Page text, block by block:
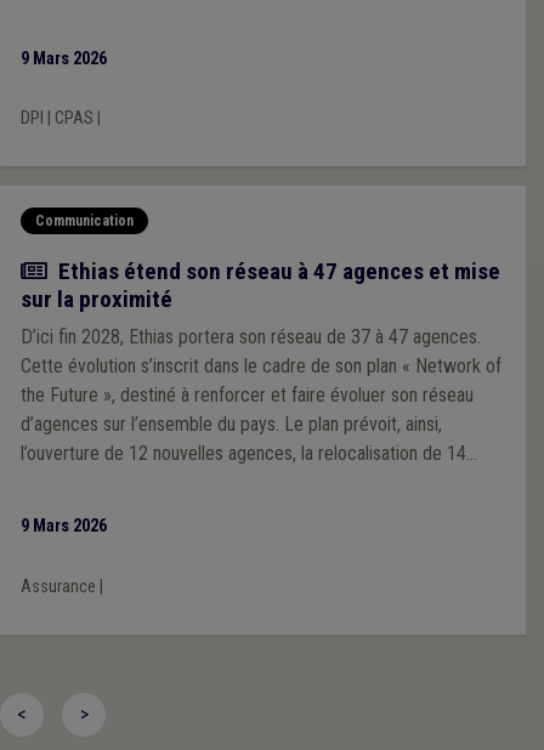
9 Mars 2026
DPI CPAS
Communication
Actualité
Ethias étend son réseau à 47 agences et mise
sur la proximité
D’ici fin 2028, Ethias portera son réseau de 37 à 47 agences.
Cette évolution s’inscrit dans le cadre de son plan « Network of
the Future », destiné à renforcer et faire évoluer son réseau
d’agences sur l’ensemble du pays. Le plan prévoit, ainsi,
l’ouverture de 12 nouvelles agences, la relocalisation de 14
9 Mars 2026
Assurance
< >